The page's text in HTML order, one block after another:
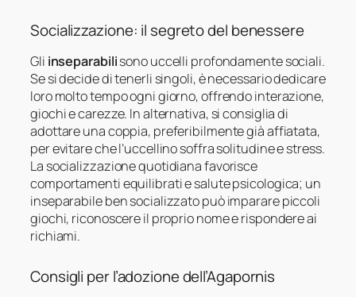
Socializzazione: il segreto del benessere
Gli inseparabilisono uccelli profondamente sociali.
Se si decide di tenerli singoli, è necessario dedicare
loro molto tempo ogni giorno, offrendo interazione,
giochi e carezze. In alternativa, si consiglia di
adottare una coppia, preferibilmente già affiatata,
per evitare che l’uccellino soffra solitudine e stress.
La socializzazione quotidiana favorisce
comportamenti equilibrati e salute psicologica; un
inseparabile ben socializzato può imparare piccoli
giochi, riconoscere il proprio nome e rispondere ai
richiami.
Consigli per l’adozione dell’Agapornis